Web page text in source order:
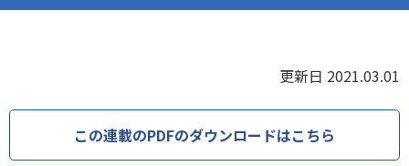
更新日 2021.03.01
この連載のPDFのダウンロードはこちら